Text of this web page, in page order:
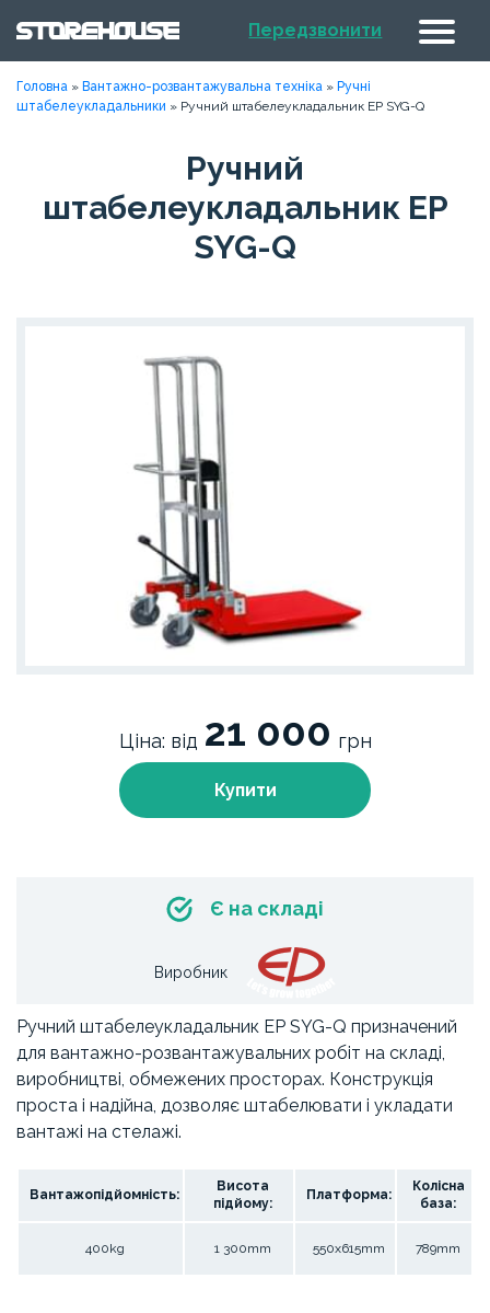
Передзвонити
Головна » Вантажно-розвантажувальна техніка » Ручні
штабелеукладальники » Ручний штабелеукладальник EP SYG-Q
Ручний
штабелеукладальник EP
SYG-Q
Ціна: від 21 000 грн
Купити
Є на складі
Виробник
Ручний штабелеукладальник EP SYG-Q призначений
для вантажно-розвантажувальних робіт на складі,
виробництві, обмежених просторах. Конструкція
проста і надійна, дозволяє штабелювати і укладати
вантажі на стелажі.
Вантажопідйомність:
Висота
підйому:
Платформа:
Колісна
база:
400kg 1 300mm 550x615mm 789mm